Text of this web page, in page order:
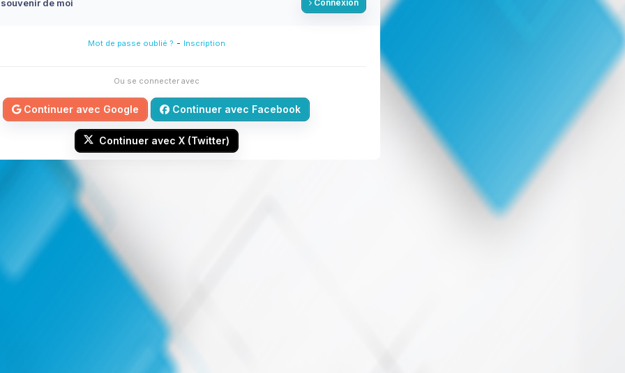
de moi Connexion
Mot de passe oublié ? - Inscription
Ou se connecter avec
Continuer avec Google Continuer avec Facebook
Continuer avec X (Twitter)